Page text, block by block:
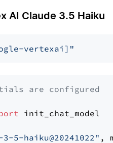
AI Claude 3.5 Haiku
vertexai]"
are configured
init_chat_model
5-haiku@20241022" ,